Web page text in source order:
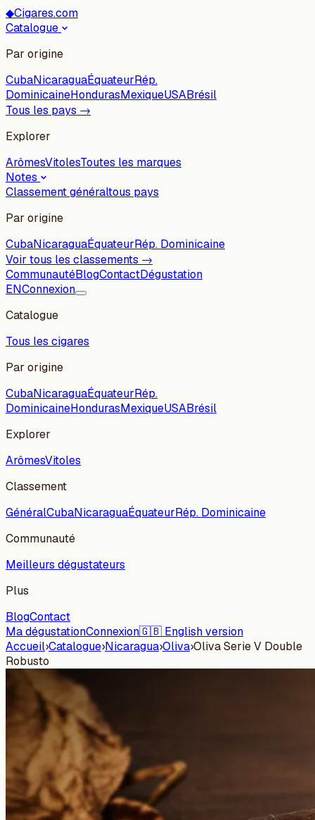
◆Cigares.com
Catalogue
Par origine
CubaNicaraguaÉquateurRép.
DominicaineHondurasMexiqueUSABrésil
Tous les pays →
Explorer
ArômesVitolesToutes les marques
Notes
Classement généraltous pays
Par origine
CubaNicaraguaÉquateurRép. Dominicaine
Voir tous les classements →
CommunautéBlogContactDégustation
ENConnexion
Catalogue
Tous les cigares
Par origine
CubaNicaraguaÉquateurRép.
DominicaineHondurasMexiqueUSABrésil
Explorer
ArômesVitoles
Classement
GénéralCubaNicaraguaÉquateurRép. Dominicaine
Communauté
Meilleurs dégustateurs
Plus
BlogContact
Ma dégustationConnexion🇬🇧 English version
Accueil›Catalogue›Nicaragua›Oliva›Oliva Serie V Double
Robusto